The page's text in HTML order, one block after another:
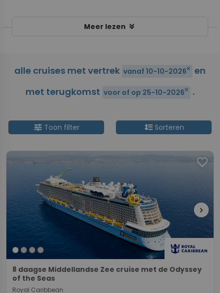
Meer lezen keyboard_double_arrow_down
alle cruises met vertrek vanaf 10-10-2026close
en
met terugkomst voor of op 25-10-2026close .
tune Toon filter format_line_spacingSorteren
favorite
chevron_right
8 daagse Middellandse Zee cruise met de Odyssey
of the Seas
Royal Caribbean